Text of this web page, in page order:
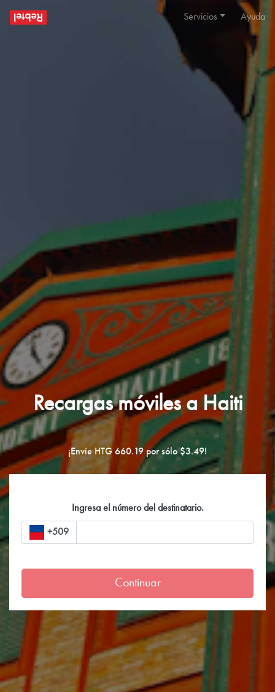
Servicios Ayuda
Recargas móviles a Haiti
¡Envíe HTG 660.19 por sólo $3.49!
Ingresa el número del destinatario.
+509
Continuar